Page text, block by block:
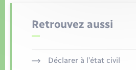
Retrouvez aussi
Déclarer à l’état civil